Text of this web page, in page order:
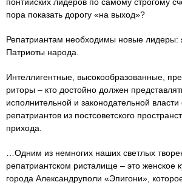
пора показать дорогу «на выход»?
Репатриантам необходимы новые лидеры:
Патриоты народа.
Интеллигентные, высокообразованные,
риторы – кто достойно должен
исполнительной и законодательной власти
репатриантов из постсоветского
прихода.
…Одним из немногих наших светлых
репатриантском ристалище – это женское
города Александруполи «Эпигони»,